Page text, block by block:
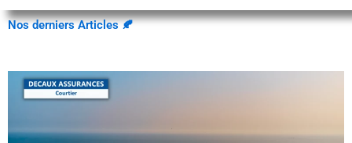
Nos derniers Articles 🍂